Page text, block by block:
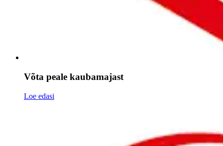
Võta peale kaubamajast
Loe edasi